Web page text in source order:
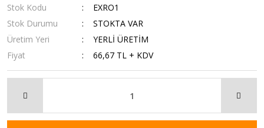
Stok Kodu
EXRO1
Stok Durumu
STOKTA VAR
Üretim Yeri
YERLİ ÜRETİM
Fiyat
66,67 TL + KDV